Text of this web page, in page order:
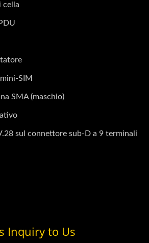
cella
SIM
SMA (maschio)
sul connettore sub-D a 9 terminali